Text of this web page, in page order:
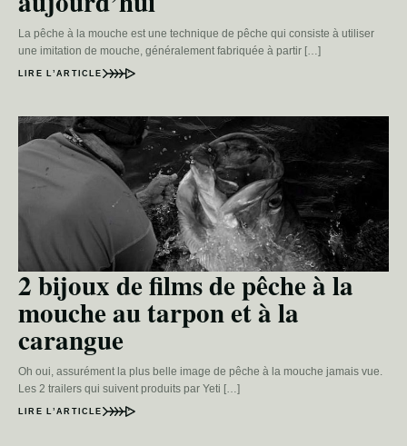
La pêche à la mouche est une technique de pêche qui consiste à utiliser
une imitation de mouche, généralement fabriquée à partir […]
LIRE L’ARTICLE
2 bijoux de films de pêche à la
mouche au tarpon et à la
carangue
Oh oui, assurément la plus belle image de pêche à la mouche jamais vue.
Les 2 trailers qui suivent produits par Yeti […]
LIRE L’ARTICLE